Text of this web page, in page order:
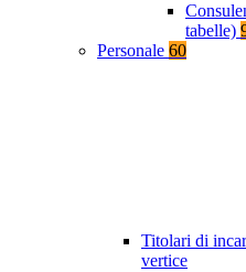
tabelle)
Personale 60
Titolari di
vertice